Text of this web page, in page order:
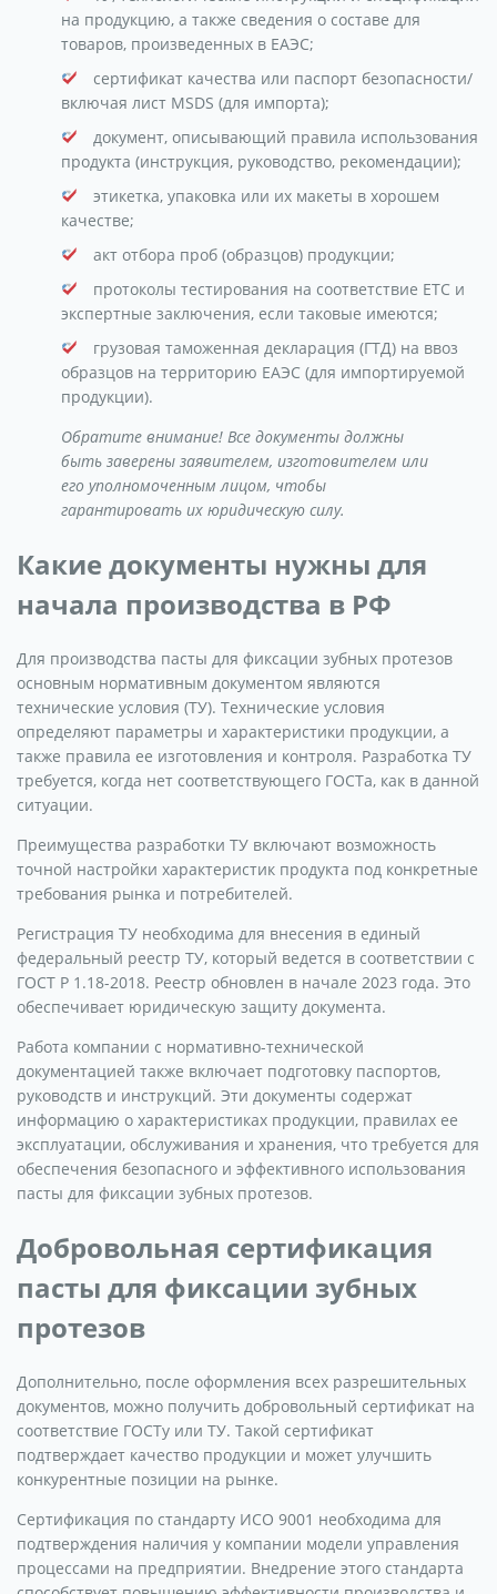
на продукцию, а также сведения о составе для
товаров, произведенных в ЕАЭС;
сертификат качества или паспорт безопасности/
включая лист MSDS (для импорта);
документ, описывающий правила использования
продукта (инструкция, руководство, рекомендации);
этикетка, упаковка или их макеты в хорошем
качестве;
акт отбора проб (образцов) продукции;
протоколы тестирования на соответствие ЕТС и
экспертные заключения, если таковые имеются;
грузовая таможенная декларация (ГТД) на ввоз
образцов на территорию ЕАЭС (для импортируемой
продукции).
Обратите внимание! Все документы должны
быть заверены заявителем, изготовителем или
его уполномоченным лицом, чтобы
гарантировать их юридическую силу.
Какие документы нужны для
начала производства в РФ
Для производства пасты для фиксации зубных протезов
основным нормативным документом являются
технические условия (ТУ). Технические условия
определяют параметры и характеристики продукции, а
также правила ее изготовления и контроля. Разработка ТУ
требуется, когда нет соответствующего ГОСТа, как в данной
ситуации.
Преимущества разработки ТУ включают возможность
точной настройки характеристик продукта под конкретные
требования рынка и потребителей.
Регистрация ТУ необходима для внесения в единый
федеральный реестр ТУ, который ведется в соответствии с
ГОСТ Р 1.18-2018. Реестр обновлен в начале 2023 года. Это
обеспечивает юридическую защиту документа.
Работа компании с нормативно-технической
документацией также включает подготовку паспортов,
руководств и инструкций. Эти документы содержат
информацию о характеристиках продукции, правилах ее
эксплуатации, обслуживания и хранения, что требуется для
обеспечения безопасного и эффективного использования
пасты для фиксации зубных протезов.
Добровольная сертификация
пасты для фиксации зубных
протезов
Дополнительно, после оформления всех разрешительных
документов, можно получить добровольный сертификат на
соответствие ГОСТу или ТУ. Такой сертификат
подтверждает качество продукции и может улучшить
конкурентные позиции на рынке.
Сертификация по стандарту ИСО 9001 необходима для
подтверждения наличия у компании модели управления
процессами на предприятии. Внедрение этого стандарта